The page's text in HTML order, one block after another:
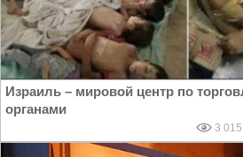
Израиль – мировой центр по
органами
3